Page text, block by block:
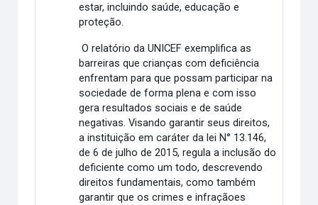
estar, incluindo saúde, educação e
proteção.
O relatório da UNICEF exemplifica as
barreiras que crianças com deficiência
enfrentam para que possam participar na
sociedade de forma plena e com isso
gera resultados sociais e de saúde
negativas. Visando garantir seus direitos,
a instituição em caráter da lei N° 13.146,
de 6 de julho de 2015, regula a inclusão do
deficiente como um todo, descrevendo
direitos fundamentais, como também
garantir que os crimes e infraçãoes